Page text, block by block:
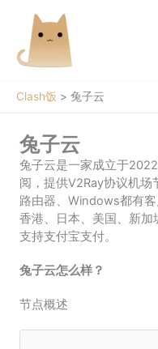
Clash饭 > 兔子云
兔子云
兔子云是一家成立于
阅，提供V2Ray协议机场
路由器、Windows都有
香港、日本、美国、新加
支持支付宝支付。
兔子云怎么样？
节点概述